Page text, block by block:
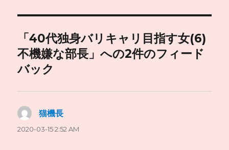
「40代独身バリキャリ目指す女(6)
不機嫌な部長」への2件のフィード
バック
猫機長
り:
2020-03-15 2:52 AM